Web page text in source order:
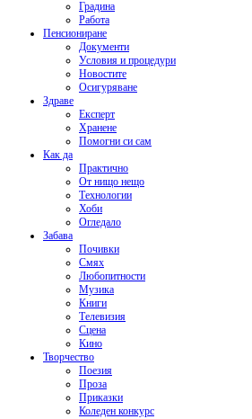
Градина
Работа
Пенсиониране
Документи
Условия и процедури
Новостите
Осигуряване
Здраве
Експерт
Хранене
Помогни си сам
Как да
Практично
От нищо нещо
Технологии
Хоби
Огледало
Забава
Почивки
Смях
Любопитности
Музика
Книги
Телевизия
Сцена
Кино
Творчество
Поезия
Проза
Приказки
Коледен конкурс